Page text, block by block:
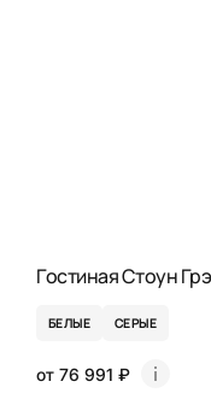
Гостиная Стоун
БЕЛЫЕ СЕРЫЕ
от 76 991 ₽